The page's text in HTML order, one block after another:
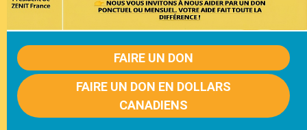
FAIRE UN DON
FAIRE UN DON EN DOLLARS
CANADIENS